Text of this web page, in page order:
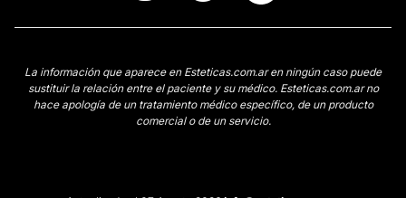
La información que aparece en Esteticas.com.ar en ningún caso puede
sustituir la relación entre el paciente y su médico. Esteticas.com.ar no
hace apología de un tratamiento médico específico, de un producto
comercial o de un servicio.